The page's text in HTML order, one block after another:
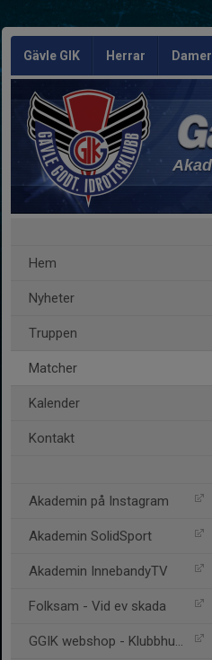
Gävle GIK Herrar Damer
Hem
Nyheter
Truppen
Matcher
Kalender
Kontakt
Akademin på Instagram
Akademin SolidSport
Akademin InnebandyTV
Folksam - Vid ev skada
GGIK webshop - Klubbhuset